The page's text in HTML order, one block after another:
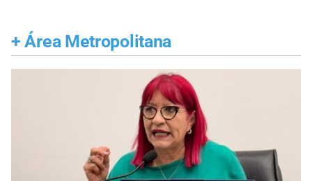
+ Área Metropolitana